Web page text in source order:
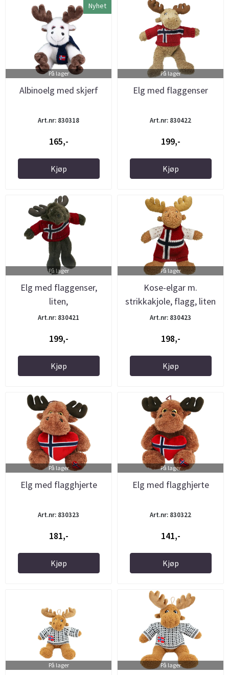
Nyhet
På lager
Albinoelg med skjerf
Art.nr: 830318
165,-
Kjøp
På lager
Elg med flaggenser
Art.nr: 830422
199,-
Kjøp
På lager
Elg med flaggenser,
liten,
Art.nr: 830421
199,-
Kjøp
På lager
Kose-elgar m.
strikkakjole, flagg, liten
Art.nr: 830423
198,-
Kjøp
På lager
Elg med flagghjerte
Art.nr: 830323
181,-
Kjøp
På lager
Elg med flagghjerte
Art.nr: 830322
141,-
Kjøp
På lager På lager